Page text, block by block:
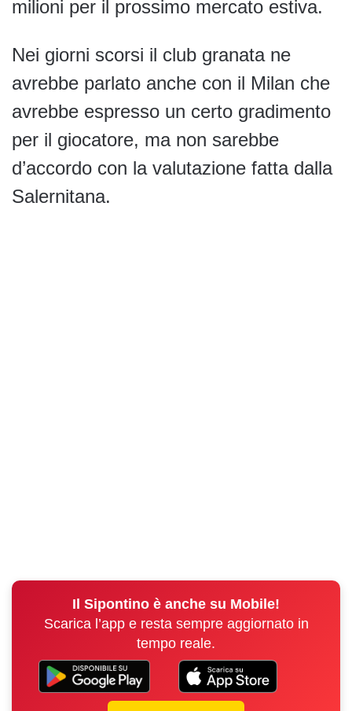
milioni per il prossimo mercato estiva.
Nei giorni scorsi il club granata ne
avrebbe parlato anche con il Milan che
avrebbe espresso un certo gradimento
per il giocatore, ma non sarebbe
d’accordo con la valutazione fatta dalla
Salernitana.
Il Sipontino è anche su Mobile!
Scarica l’app e resta sempre aggiornato in
tempo reale.